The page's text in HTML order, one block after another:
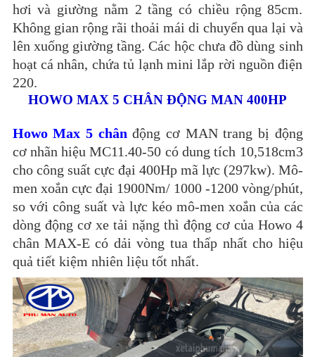
hơi và giường nằm 2 tầng có chiều rộng 85cm.
Không gian rộng rãi thoải mái di chuyển qua lại và
lên xuống giường tầng. Các hộc chưa đồ dùng sinh
hoạt cá nhân, chứa tủ lạnh mini lắp rời nguồn điện
220.
HOWO MAX 5 CHÂN ĐỘNG MAN 400HP
Howo Max 5 chânđộng cơ MAN trang bị động
cơ nhãn hiệu MC11.40-50 có dung tích 10,518cm3
cho công suất cực đại 400Hp mã lực (297kw). Mô-
men xoắn cực đại 1900Nm/ 1000 -1200 vòng/phút,
so với công suất và lực kéo mô-men xoắn của các
dòng động cơ xe tải nặng thì động cơ của Howo 4
chân MAX-E có dải vòng tua thấp nhất cho hiệu
quả tiết kiệm nhiên liệu tốt nhất.